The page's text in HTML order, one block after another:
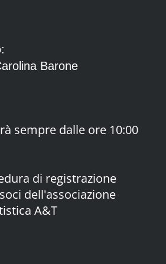
Barone
sempre dalle ore 10:00
di registrazione
dell'associazione
A&T